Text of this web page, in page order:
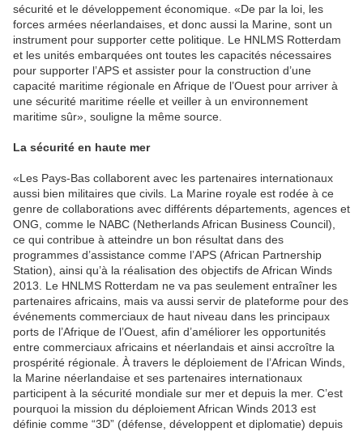
sécurité et le développement économique. «De par la loi, les
forces armées néerlandaises, et donc aussi la Marine, sont un
instrument pour supporter cette politique. Le HNLMS Rotterdam
et les unités embarquées ont toutes les capacités nécessaires
pour supporter l’APS et assister pour la construction d’une
capacité maritime régionale en Afrique de l’Ouest pour arriver à
une sécurité maritime réelle et veiller à un environnement
maritime sûr», souligne la même source.
La sécurité en haute mer
«Les Pays-Bas collaborent avec les partenaires internationaux
aussi bien militaires que civils. La Marine royale est rodée à ce
genre de collaborations avec différents départements, agences et
ONG, comme le NABC (Netherlands African Business Council),
ce qui contribue à atteindre un bon résultat dans des
programmes d’assistance comme l’APS (African Partnership
Station), ainsi qu’à la réalisation des objectifs de African Winds
2013. Le HNLMS Rotterdam ne va pas seulement entraîner les
partenaires africains, mais va aussi servir de plateforme pour des
événements commerciaux de haut niveau dans les principaux
ports de l’Afrique de l’Ouest, afin d’améliorer les opportunités
entre commerciaux africains et néerlandais et ainsi accroître la
prospérité régionale. À travers le déploiement de l’African Winds,
la Marine néerlandaise et ses partenaires internationaux
participent à la sécurité mondiale sur mer et depuis la mer. C’est
pourquoi la mission du déploiement African Winds 2013 est
définie comme “3D” (défense, développent et diplomatie) depuis